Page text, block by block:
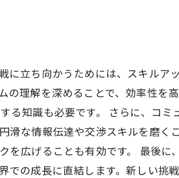
立ち向かうためには、スキルア
理解を深めることで、効率性を
知識も必要です。 さらに、コミ
な情報伝達や交渉スキルを磨く
広げることも有効です。 最後に
の成長に直結します。新しい挑